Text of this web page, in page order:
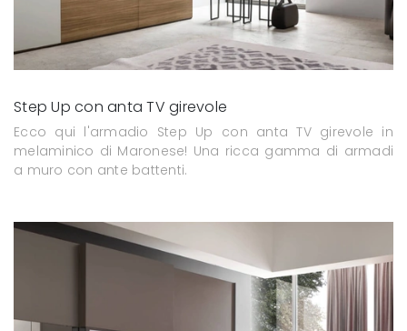
Step Up con anta TV girevole
Ecco qui l'armadio Step Up con anta TV girevole in
melaminico di Maronese! Una ricca gamma di armadi
a muro con ante battenti.